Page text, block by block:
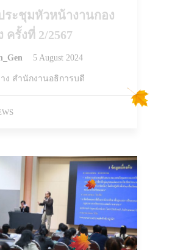
ระชุมหัวหน้างานกอง
ครั้งที่ 2/2567
5 August 2024
ง สำนักงานอธิการบดี